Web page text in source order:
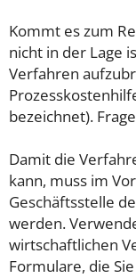
Kommt es zum
nicht in der Lage
Verfahren
bezeichnet).
Damit die
kann, muss im
Geschäftsstelle
werden.
wirtschaftlichen
Formulare, die